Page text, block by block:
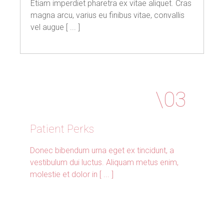
Etiam imperdiet pharetra ex vitae aliquet. Cras
magna arcu, varius eu finibus vitae, convallis
vel augue [ ... ]
Patient Perks
Donec bibendum urna eget ex tincidunt, a
vestibulum dui luctus. Aliquam metus enim,
molestie et dolor in [ ... ]